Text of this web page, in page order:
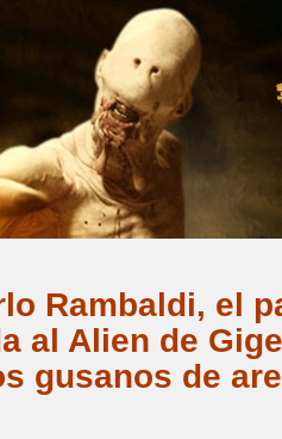
Rambaldi, el
al Alien de
gusanos de